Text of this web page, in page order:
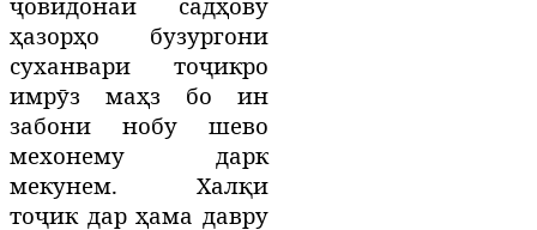
ҳазорҳо бузургони
суханвари тоҷикро
имрӯз маҳз бо ин
забони нобу шево
мехонему дарк
мекунем. Халқи
тоҷик дар ҳама давру